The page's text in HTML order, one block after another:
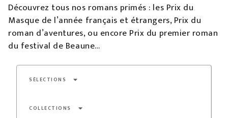
Découvrez tous nos romans primés : les Prix du
Masque de l’année français et étrangers, Prix du
roman d’aventures, ou encore Prix du premier roman
du festival de Beaune…
SÉLECTIONS arrow_drop_down
COLLECTIONS arrow_drop_down